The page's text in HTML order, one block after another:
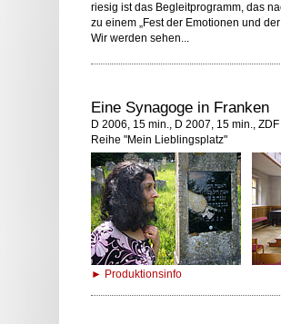
riesig ist das Begleitprogramm, das
zu einem „Fest der Emotionen und
Wir werden sehen...
Eine Synagoge in Franken
D 2006, 15 min., D 2007, 15 min.,
Reihe "Mein Lieblingsplatz"
► Produktionsinfo